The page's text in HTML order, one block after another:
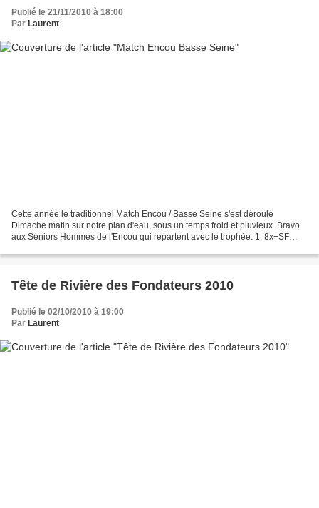
Publié le 21/11/2010 à 18:00
Par Laurent
Cette année le traditionnel Match Encou / Basse Seine s'est déroulé
Dimache matin sur notre plan d'eau, sous un temps froid et pluvieux. Bravo
aux Séniors Hommes de l'Encou qui repartent avec le trophée. 1. 8x+SF
Tête de Rivière des Fondateurs 2010
Publié le 02/10/2010 à 19:00
Par Laurent